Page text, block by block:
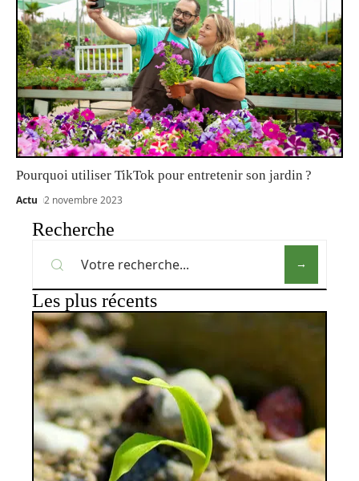
Pourquoi utiliser TikTok pour entretenir son jardin ?
Actu 2 novembre 2023
Recherche
Les plus récents